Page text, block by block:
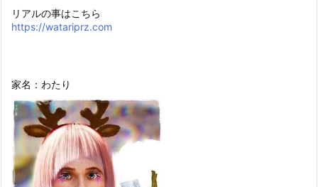
リアルの事はこちら
https://watariprz.com
家名：わたり